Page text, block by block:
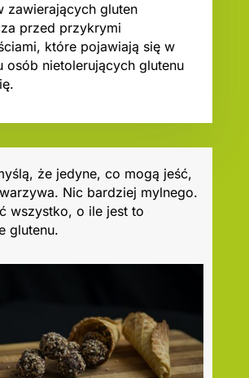
zawierających gluten
przed przykrymi
które pojawiają się w
osób nietolerujących glutenu
że jedyne, co mogą jeść,
Nic bardziej mylnego.
wszystko, o ile jest to
glutenu.